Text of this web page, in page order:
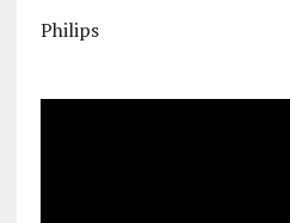
Philips